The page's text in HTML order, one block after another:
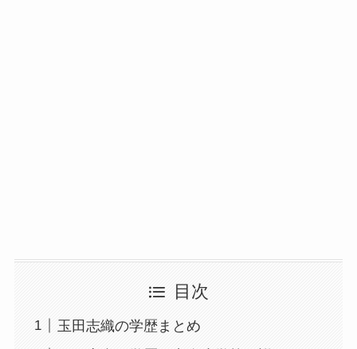
目次
玉田志織の学歴まとめ